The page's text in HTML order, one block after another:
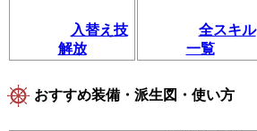
入替え技
解放
全スキル
一覧
おすすめ装備・派生図・使い方